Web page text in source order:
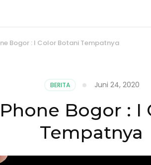
Bogor : I Color Botani Tempatnya
BERITA Juni 24, 2020
Bogor : I
Tempatnya